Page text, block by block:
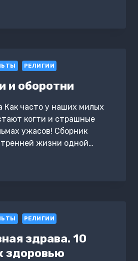
РЕЛИГИИ
и оборотни
Как часто у наших милых
когти и страшные
ужасов! Сборник
жизни одной…
РЕЛИГИИ
здрава. 10
здоровью